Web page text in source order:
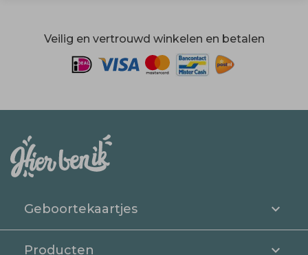
Veilig en vertrouwd winkelen en betalen
Geboortekaartjes
Producten